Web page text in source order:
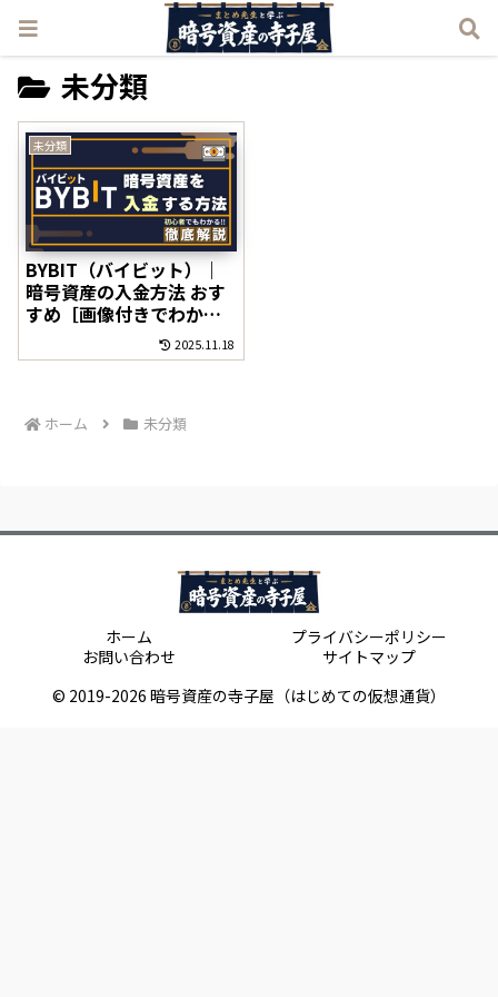
未分類
未分類
BYBIT（バイビット）｜
暗号資産の入金方法 おす
すめ［画像付きでわかり
2025.11.18
ホーム 未分類
ホーム
プライバシーポリシー
お問い合わせ
サイトマップ
© 2019-2026 暗号資産の寺子屋（はじめての仮想通貨）